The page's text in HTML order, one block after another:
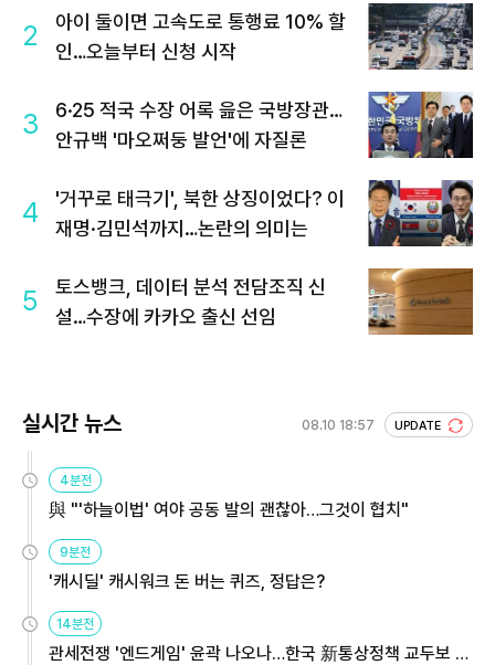
2
아이 둘이면 고속도로 통행료 10% 할
인…오늘부터 신청 시작
3
6·25 적국 수장 어록 읊은 국방장관…
안규백 '마오쩌둥 발언'에 자질론
4
'거꾸로 태극기', 북한 상징이었다? 이
재명·김민석까지…논란의 의미는
5
토스뱅크, 데이터 분석 전담조직 신
설…수장에 카카오 출신 선임
실시간 뉴스 08.10 18:57 UPDATE
4분전
與 "'하늘이법' 여야 공동 발의 괜찮아…그것이 협치"
9분전
'캐시딜' 캐시워크 돈 버는 퀴즈, 정답은?
14분전
관세전쟁 '엔드게임' 윤곽 나오나…한국 新통상정책 교두보 활